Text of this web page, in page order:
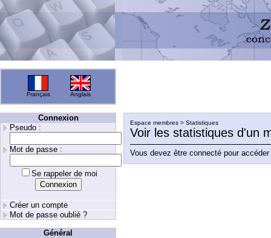
Français Anglais
Connexion
Pseudo :
Mot de passe :
Se rappeler de moi
Créer un compte
Mot de passe oublié ?
Général
Espace membres > Statistiques
Voir les statistiques d'un
Vous devez être connecté pour